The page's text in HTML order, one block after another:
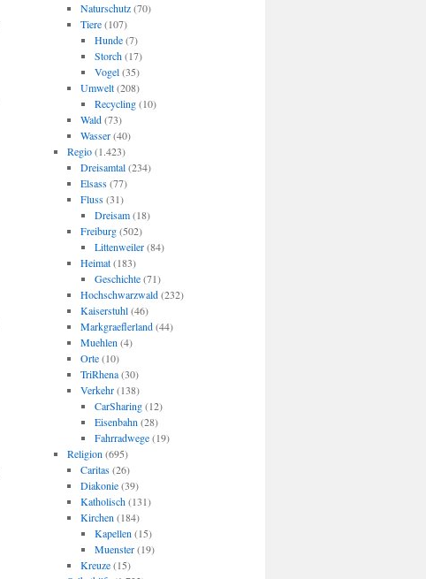
Naturschutz(70)
Tiere(107)
Hunde(7)
Storch(17)
Vogel(35)
Umwelt(208)
Recycling(10)
Wald(73)
Wasser(40)
Regio(1.423)
Dreisamtal(234)
Elsass(77)
Fluss(31)
Dreisam(18)
Freiburg(502)
Littenweiler(84)
Heimat(183)
Geschichte(71)
Hochschwarzwald(232)
Kaiserstuhl(46)
Markgraeflerland(44)
Muehlen (4)
Orte(10)
TriRhena(30)
Verkehr(138)
CarSharing(12)
Eisenbahn (28)
Fahrradwege(19)
Religion (695)
Caritas(26)
Diakonie(39)
Katholisch(131)
Kirchen (184)
Kapellen (15)
Muenster(19)
Kreuze(15)